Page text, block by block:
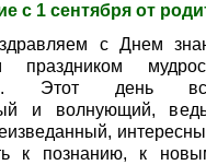
с 1 сентября от
с Днем
праздником
Этот день
и волнующий,
к познанию, к